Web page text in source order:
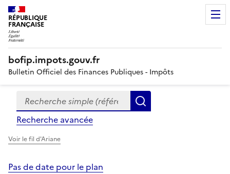
RÉPUBLIQUE
FRANÇAISE
bofip.impots.gouv.fr
Bulletin Officiel des Finances Publiques - Impôts
Formulaire
de
recherche
Recherche simple (références, mots clés, partie du
Recherche avancée
Voir le fil d'Ariane
Pas de date pour le plan